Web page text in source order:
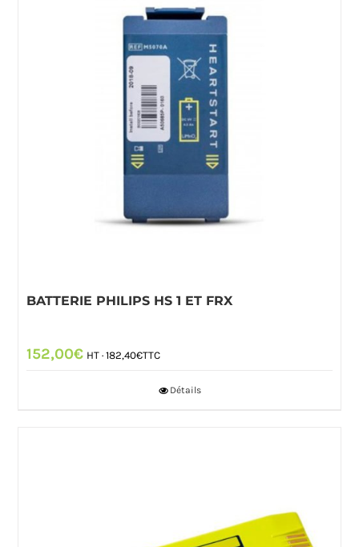
BATTERIE PHILIPS HS 1 ET FRX
152,00€ HT ·182,40€TTC
Détails